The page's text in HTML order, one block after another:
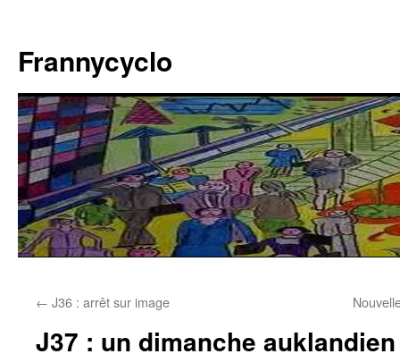
contenu
Frannycyclo
← J36 : arrêt sur image
J37 : un dimanche